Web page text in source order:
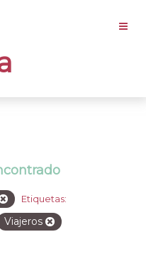
Etiquetas:
Viajeros